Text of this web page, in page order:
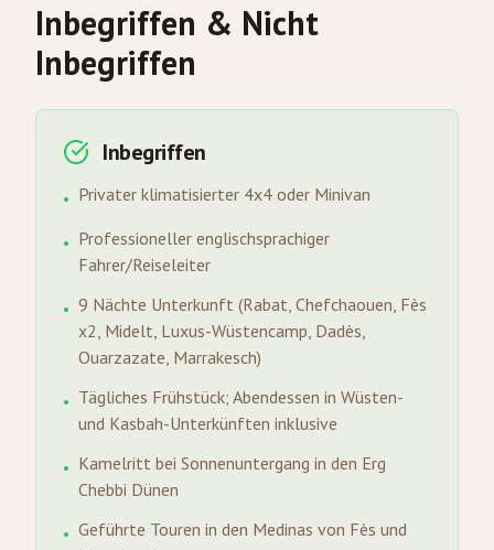
Inbegriffen & Nicht
Inbegriffen
Inbegriffen
• Privater klimatisierter 4x4 oder Minivan
• Professioneller englischsprachiger
Fahrer/Reiseleiter
• 9 Nächte Unterkunft (Rabat, Chefchaouen, Fès
x2, Midelt, Luxus-Wüstencamp, Dadès,
Ouarzazate, Marrakesch)
• Tägliches Frühstück; Abendessen in Wüsten-
und Kasbah-Unterkünften inklusive
• Kamelritt bei Sonnenuntergang in den Erg
Chebbi Dünen
• Geführte Touren in den Medinas von Fès und